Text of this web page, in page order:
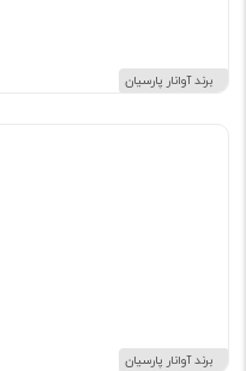
برند آوانار پارسیان
برند آوانار پارسیان